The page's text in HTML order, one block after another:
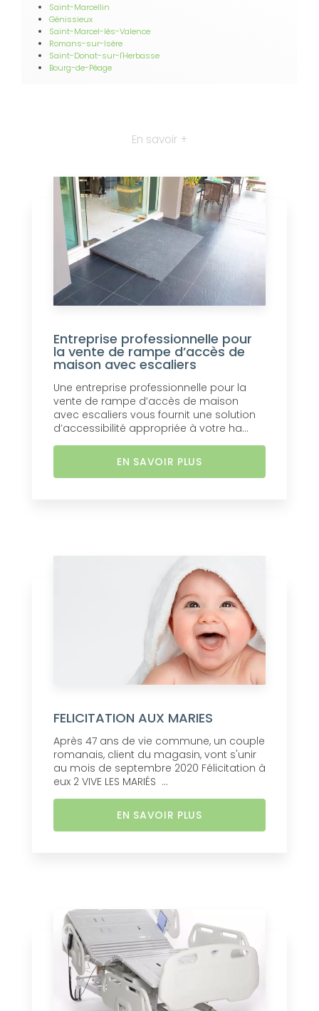
Saint-Marcellin
Génissieux
Saint-Marcel-lès-Valence
Romans-sur-Isère
Saint-Donat-sur-l'Herbasse
Bourg-de-Péage
En savoir +
Entreprise professionnelle pour
la vente de rampe d’accès de
maison avec escaliers
Une entreprise professionnelle pour la
vente de rampe d’accès de maison
avec escaliers vous fournit une solution
d’accessibilité appropriée à votre ha...
EN SAVOIR PLUS
FELICITATION AUX MARIES
Après 47 ans de vie commune, un couple
romanais, client du magasin, vont s'unir
au mois de septembre 2020 Félicitation à
eux 2 VIVE LES MARIÉS ...
EN SAVOIR PLUS